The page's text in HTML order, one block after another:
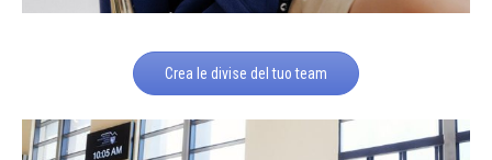
Crea le divise del tuo team